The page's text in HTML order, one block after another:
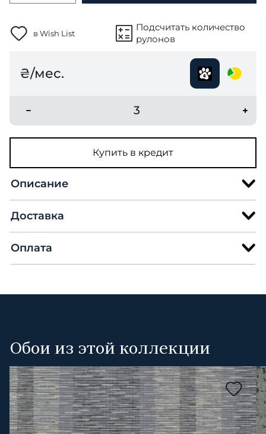
в Wish List
Подсчитать количество
рулонов
₴/мес.
3
Купить в кредит
Описание
Доставка
Оплата
Обои из этой коллекции